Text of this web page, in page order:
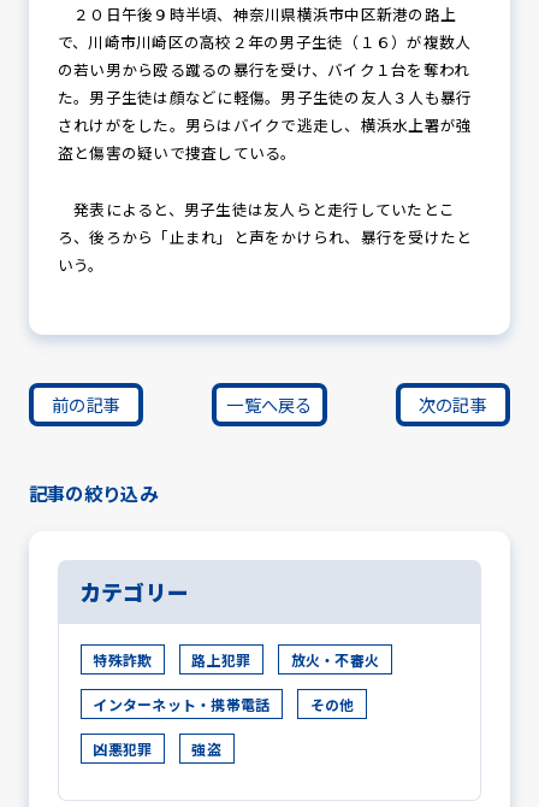
防犯セミナー
防犯対策情報
２０日午後９時半頃、神奈川県横浜市中区新港の路上
で、川崎市川崎区の高校２年の男子生徒（１６）が複数人
の若い男から殴る蹴るの暴行を受け、バイク１台を奪われ
た。男子生徒は顔などに軽傷。男子生徒の友人３人も暴行
されけがをした。男らはバイクで逃走し、横浜水上署が強
盗と傷害の疑いで捜査している。
発表によると、男子生徒は友人らと走行していたとこ
ろ、後ろから「止まれ」と声をかけられ、暴行を受けたと
いう。
前の記事 一覧へ戻る 次の記事
記事の絞り込み
カテゴリー
特殊詐欺 路上犯罪 放火・不審火
インターネット・携帯電話 その他
凶悪犯罪 強盗